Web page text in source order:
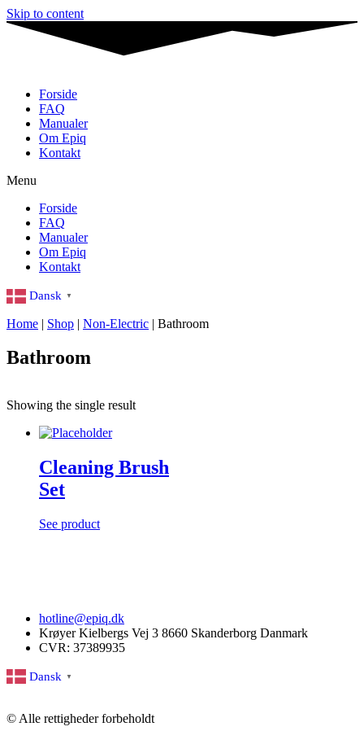
Skip to content
Forside
FAQ
Manualer
Om Epiq
Kontakt
Menu
Forside
FAQ
Manualer
Om Epiq
Kontakt
Dansk ▼
Home | Shop | Non-Electric | Bathroom
Bathroom
Showing the single result
Cleaning Brush
Set
See product
hotline@epiq.dk
Krøyer Kielbergs Vej 3 8660 Skanderborg Danmark
CVR: 37389935
Dansk ▼
© Alle rettigheder forbeholdt